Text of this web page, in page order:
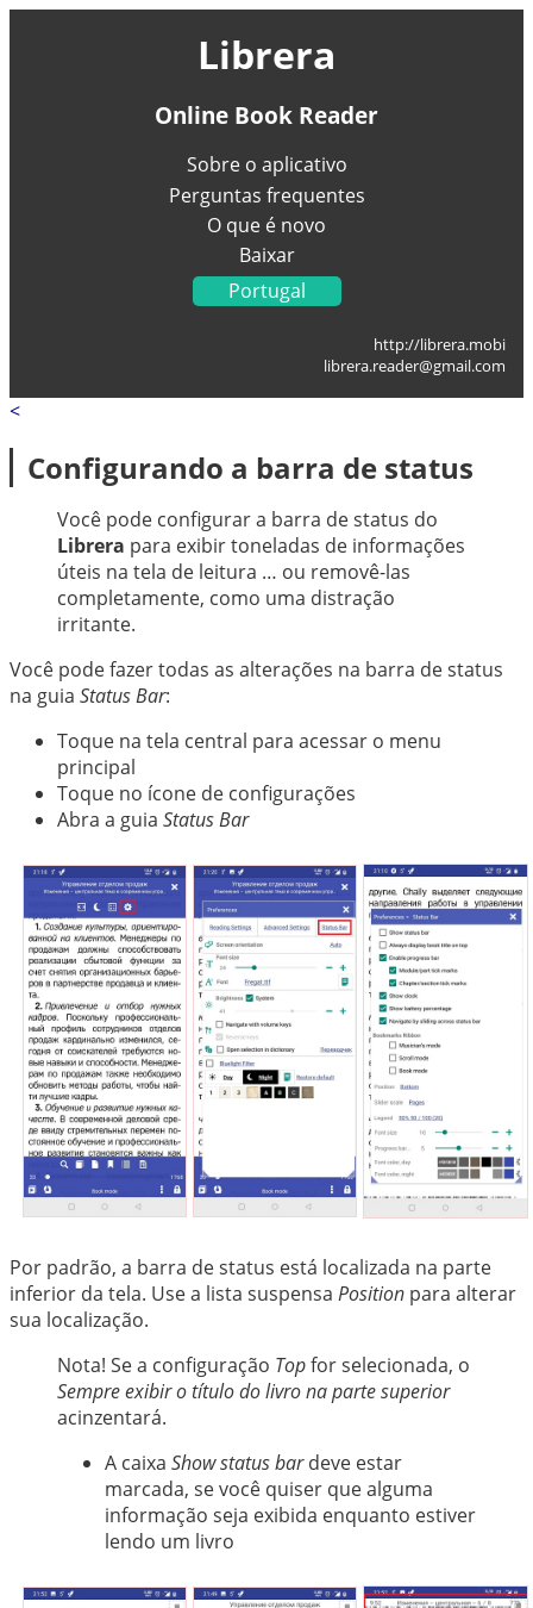
Librera
Online Book Reader
Sobre o aplicativo
Perguntas frequentes
O que é novo
Baixar
Portugal
Español
العربية
中文
http://librera.mobi
librera.reader@gmail.com
<
Configurando a barra de status
Você pode configurar a barra de status do
Librera para exibir toneladas de informações
úteis na tela de leitura … ou removê-las
completamente, como uma distração
irritante.
Você pode fazer todas as alterações na barra de status
na guia Status Bar:
Toque na tela central para acessar o menu
principal
Toque no ícone de configurações
Abra a guia Status Bar
Por padrão, a barra de status está localizada na parte
inferior da tela. Use a lista suspensa Position para alterar
sua localização.
Nota! Se a configuração Topfor selecionada, o
Sempre exibir o título do livro na parte superior
acinzentará.
A caixa Show status bardeve estar
marcada, se você quiser que alguma
informação seja exibida enquanto estiver
lendo um livro